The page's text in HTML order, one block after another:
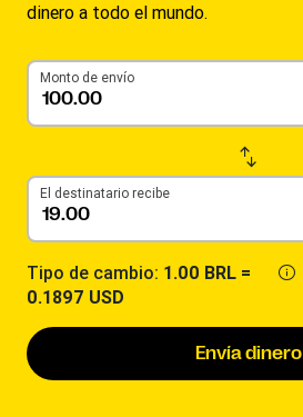
dinero a todo el mundo.
Monto de envío
El destinatario recibe
Tipo de cambio: 1.00 BRL =
0.1897 USD
Envía dinero